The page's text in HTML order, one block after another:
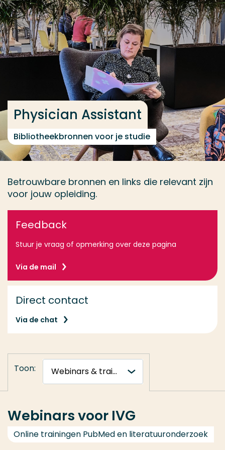
Ga direct naar de content
... > Webinars & trainingen
Physician Assistant
Bibliotheekbronnen voor je studie
Betrouwbare bronnen en links die relevant zijn
voor jouw opleiding.
Feedback
Stuur je vraag of opmerking over deze pagina
Via de mail
Direct contact
Via de chat
Toon:
Webinars voor IVG
Online trainingen PubMed en literatuuronderzoek
Contact